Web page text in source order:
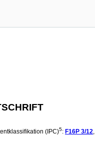
(IPC)5: F16P 3/12,